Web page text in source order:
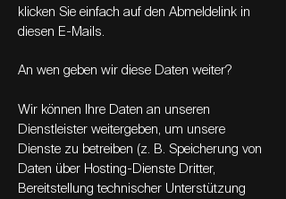
klicken Sie einfach auf den Abmeldelink in
diesen E-Mails.
An wen geben wir diese Daten weiter?
Wir können Ihre Daten an unseren
Dienstleister weitergeben, um unsere
Dienste zu betreiben (z. B. Speicherung von
Daten über Hosting-Dienste Dritter,
Bereitstellung technischer Unterstützung